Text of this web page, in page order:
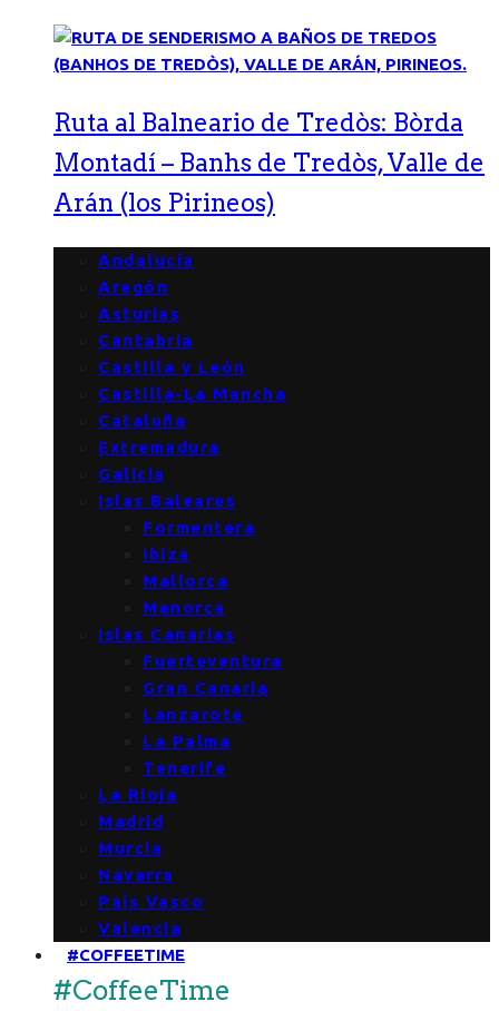
Ruta al Balneario de Tredòs: Bòrda
Montadí – Banhs de Tredòs, Valle de
Arán (los Pirineos)
Andalucía
Aragón
Asturias
Cantabria
Castilla y León
Castilla-La Mancha
Cataluña
Extremadura
Galicia
Islas Baleares
Formentera
Ibiza
Mallorca
Menorca
Islas Canarias
Fuerteventura
Gran Canaria
Lanzarote
La Palma
Tenerife
La Rioja
Madrid
Murcia
Navarra
País Vasco
Valencia
#COFFEETIME
#CoffeeTime